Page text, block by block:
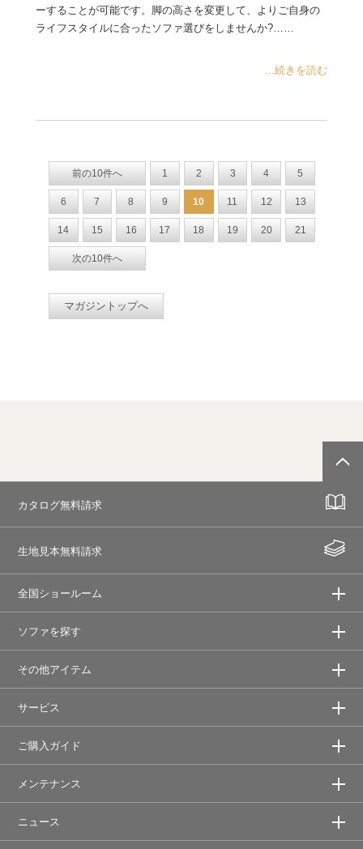
ーすることが可能です。脚の高さを変更して、よりご自身の
ライフスタイルに合ったソファ選びをしませんか?……
...続きを読む
前の10件へ 1 2 3 4 5
6 7 8 9 10 11 12 13
14 15 16 17 18 19 20 21
次の10件へ
マガジントップへ
カタログ無料請求
生地見本無料請求
全国ショールーム
ソファを探す
その他アイテム
サービス
ご購入ガイド
メンテナンス
ニュース